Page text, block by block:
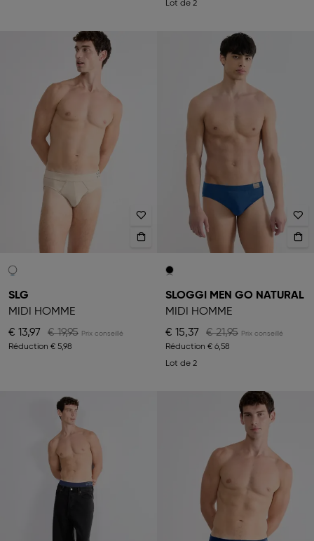
Lot de 2
SLG
MIDI HOMME
€ 13,97
€ 19,95
Réduction € 5,98
SLOGGI MEN GO NATURAL
MIDI HOMME
€ 15,37
€ 21,95
Réduction € 6,58
Lot de 2